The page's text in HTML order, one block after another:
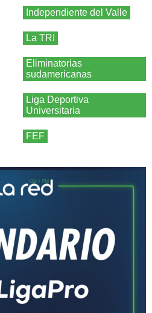
Independiente del Valle
La TRI
Eliminatorias
sudamericanas
Liga Deportiva
Universitaria
FEF